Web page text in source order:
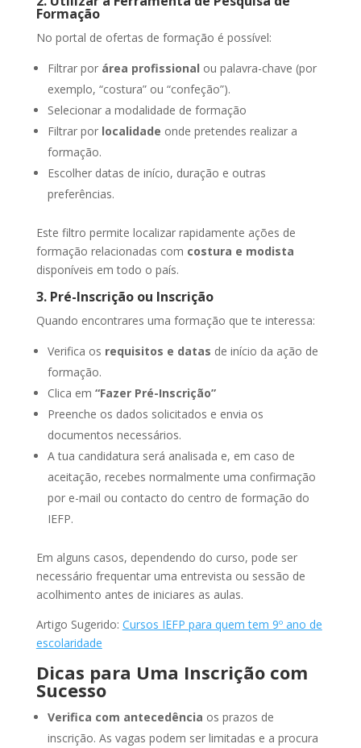
Formação
No portal de ofertas de formação é possível:
Filtrar por área profissional ou palavra-chave (por
exemplo, “costura” ou “confeção”).
Selecionar a modalidade de formação
Filtrar por localidade onde pretendes realizar a
formação.
Escolher datas de início, duração e outras
preferências.
Este filtro permite localizar rapidamente ações de
formação relacionadas com costura e modista
disponíveis em todo o país.
3. Pré-Inscrição ou Inscrição
Quando encontrares uma formação que te interessa:
Verifica os requisitos e datas de início da ação de
formação.
Clica em “Fazer Pré-Inscrição”
Preenche os dados solicitados e envia os
documentos necessários.
A tua candidatura será analisada e, em caso de
aceitação, recebes normalmente uma confirmação
por e-mail ou contacto do centro de formação do
IEFP.
Em alguns casos, dependendo do curso, pode ser
necessário frequentar uma entrevista ou sessão de
acolhimento antes de iniciares as aulas.
Artigo Sugerido: Cursos IEFP para quem tem 9º ano de
escolaridade
Dicas para Uma Inscrição com
Sucesso
Verifica com antecedência os prazos de
inscrição. As vagas podem ser limitadas e a procura